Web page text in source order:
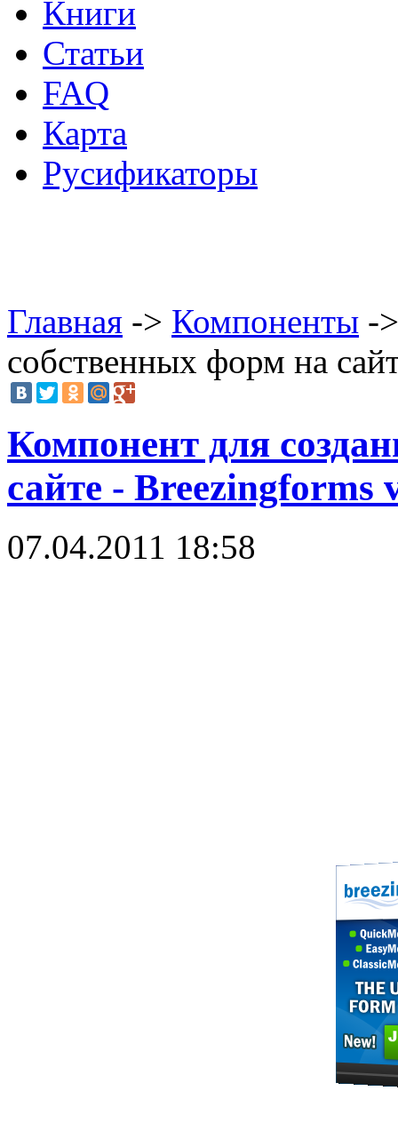
Книги
Статьи
FAQ
Карта
Русификаторы
Главная -> Компоненты -
собственных форм на
Компонент для
сайте - Breezingforms
07.04.2011 18:58